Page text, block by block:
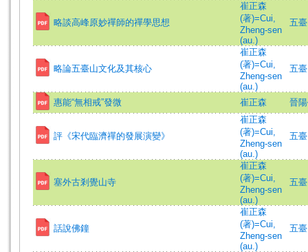
略談高峰原妙禪師的禪學思想
崔正森
(著)=Cui,
Zheng-sen
(au.)
五
略論五臺山文化及其核心
崔正森
(著)=Cui,
Zheng-sen
(au.)
五
惠能“無相戒”發微 崔正森 晉
評《宋代臨濟禪的發展演變》
崔正森
(著)=Cui,
Zheng-sen
(au.)
五
塞外古剎覺山寺
崔正森
(著)=Cui,
Zheng-sen
(au.)
五
話說佛鐘
崔正森
(著)=Cui,
Zheng-sen
(au.)
五